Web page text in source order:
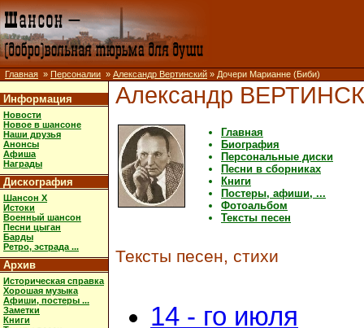
Главная » Персоналии » Александр Вертинский » Дочери Марианне (Биби)
Информация
Новости
Новое в шансоне
Наши друзья
Анонсы
Афиша
Награды
Дискография
Шансон X
Истоки
Военный шансон
Песни цыган
Барды
Ретро, эстрада ...
Архив
Историческая справка
Хорошая музыка
Афиши, постеры ...
Заметки
Книги
Александр
Главная
Биография
Персональные диски
Песни в сборниках
Книги
Постеры, афиши, ...
Фотоальбом
Тексты песен
Тексты песен, стихи
14 - го июля